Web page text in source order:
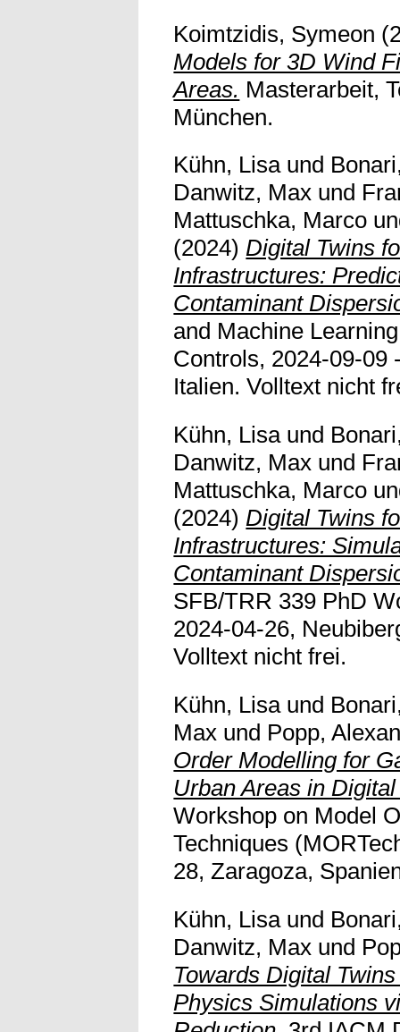
Koimtzidis, Symeon
Models for 3D Wind
Areas. Masterarbeit,
München.
Kühn, Lisaund
Danwitz, Max und
Mattuschka, Marco
(2024)Digital Twins
Infrastructures:
Contaminant
and Machine
Controls, 2024-09-09
Italien. Volltext nicht
Kühn, Lisaund
Danwitz, Max und
Mattuschka, Marco
(2024)Digital Twins
Infrastructures:
Contaminant
SFB/TRR 339 PhD
2024-04-26,
Volltext nicht frei.
Kühn, Lisaund
Max und Popp,
Order Modelling for
Urban Areas in
Workshop on Model
Techniques
28, Zaragoza,
Kühn, Lisaund
Danwitz, Max und
Towards Digital
Physics Simulations